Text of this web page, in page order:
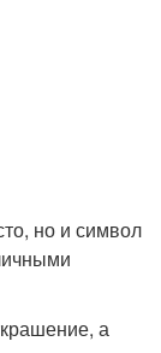
но и символ
а